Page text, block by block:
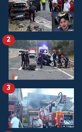
2
3